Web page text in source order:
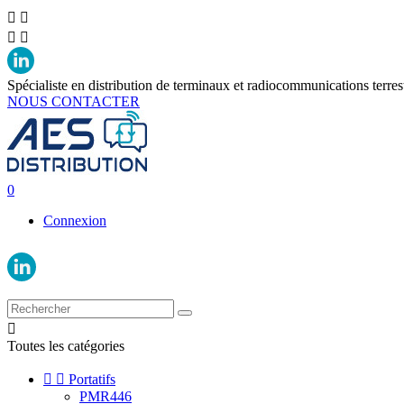
 
 
Spécialiste en distribution de terminaux et radiocommunications
NOUS CONTACTER
0
Connexion

Toutes les catégories
  Portatifs
PMR446